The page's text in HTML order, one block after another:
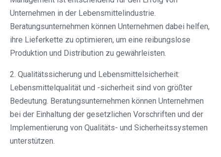
Unternehmen in der Lebensmittelindustrie.
Beratungsunternehmen können Unternehmen dabei helfen,
ihre Lieferkette zu optimieren, um eine reibungslose
Produktion und Distribution zu gewährleisten.
2. Qualitätssicherung und Lebensmittelsicherheit:
Lebensmittelqualität und -sicherheit sind von größter
Bedeutung. Beratungsunternehmen können Unternehmen
bei der Einhaltung der gesetzlichen Vorschriften und der
Implementierung von Qualitäts- und Sicherheitssystemen
unterstützen.